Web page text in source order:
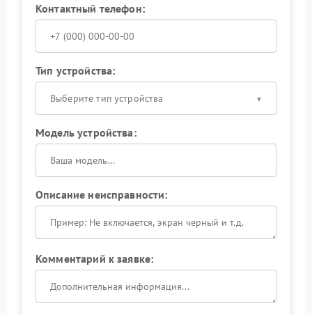
Контактный телефон:
Тип устройства:
Выберите тип устройства
Модель устройства:
Описание неисправности:
Комментарий к заявке: